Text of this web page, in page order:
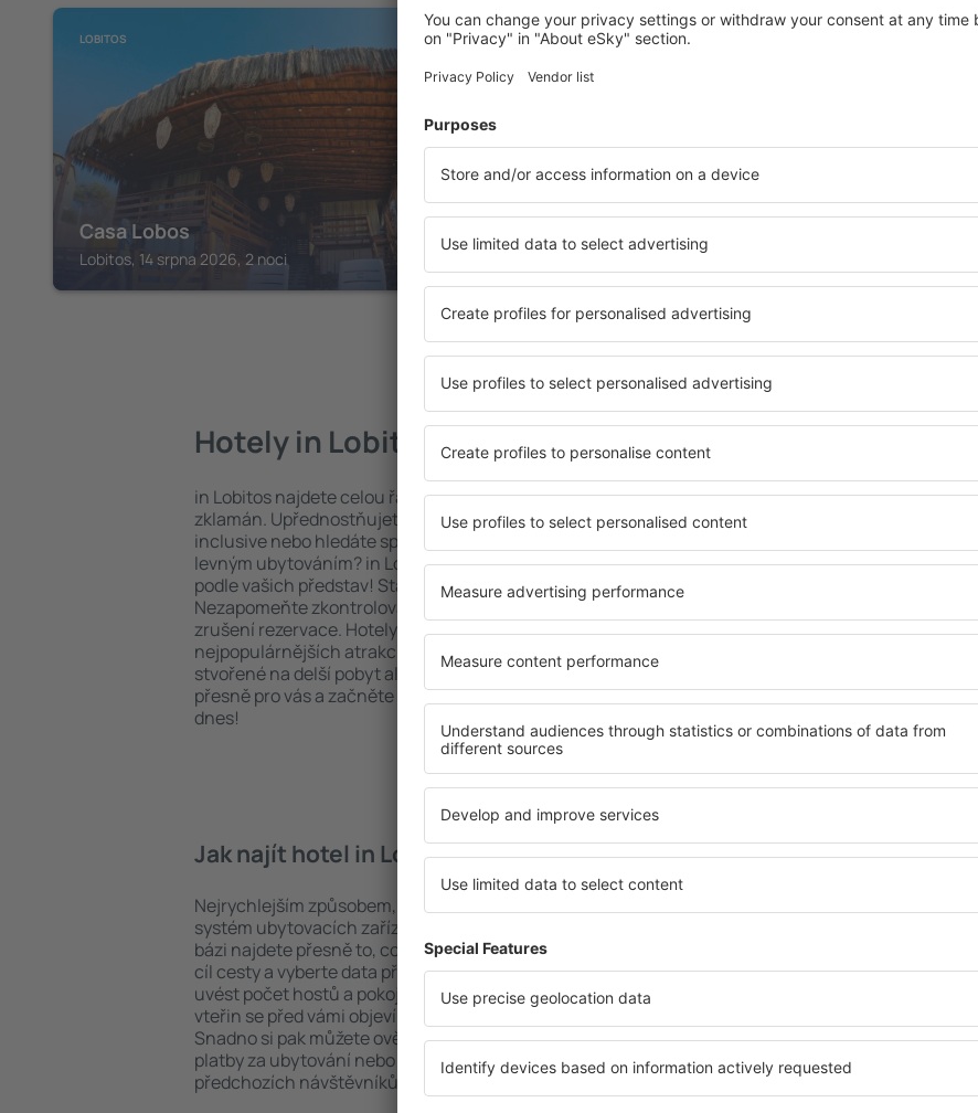
LOBITOS
Casa Lobos
Lobitos, 14 srpna 2026, 2 noci
TALARA
Hostal Iberia
Talara, 14 srpna 2026, 2 noci
Zobrazit více hotelů in Lobitos
Hotely in Lobitos
in Lobitos najdete celou řadu hotelů. Žádný návštěvník nebude
zklamán. Upřednostňujete hotel na vysoké úrovni a nabídkou all
inclusive nebo hledáte spíše místa s poklidnou atmosférou a
levným ubytováním? in Lobitos na vás čeká ubytování přesně
podle vašich představ! Stačí zvolit polohu a standard hotelu.
Nezapomeňte zkontrolovat způsob platby a možnost bezplatného
zrušení rezervace. Hotely in Lobitos se nacházejí jak v blízkosti
nejpopulárnějších atrakcí, tak i v poklidnějších čtvrtích. Jsou jako
stvořené na delší pobyt ale i krátký výlet o víkendu. Vyberte hotel
přesně pro vás a začněte se balit na výlet nebo služební cestu už
dnes!
Lobitos –
Komplexní služby a
kritéria, která musí splnit
Lobitos jsou zárukou
dalších výhod pro hosty.
standardem se mohou
atrakce in Lobitos tak
bezplatné parkování a
přesně podle svých
znamená mimo jiné i
atrakce pro děti. Nejlepší
skvělým řešením pro
služebně nebo chtějí
Jak najít hotel in Lobitos?
Nejrychlejším způsobem, jak najít hotel in Lobitos, je vyhledávací
systém ubytovacích zařízení na stránce eSky. Díky naší rozsáhlé
bázi najdete přesně to, co hledáte. Do vyhledávacích polí vepište
cíl cesty a vyberte data příjezdu a odjezdu. Nezapomeňte ještě
uvést počet hostů a pokojů. A máte hotovo! Během několika
vteřin se před vámi objeví všechna dostupná ubytovací zařízení.
Snadno si pak můžete ověřit vzdálenost hotelu od centra, způsob
platby za ubytování nebo počet hvězdiček, které hotel obdržel od
předchozích návštěvníků.
Jaké zařízení
Hotely in Lobitos se řadí
vybavením pro hosty.
bezplatné wi-fi, SPA
centrum, restaurace,
informační brožury o
nabízejí i transport z/na
historických památkách